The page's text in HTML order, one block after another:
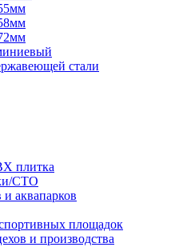
стали
плитка
СТО
и аквапарков
площадок
и производства